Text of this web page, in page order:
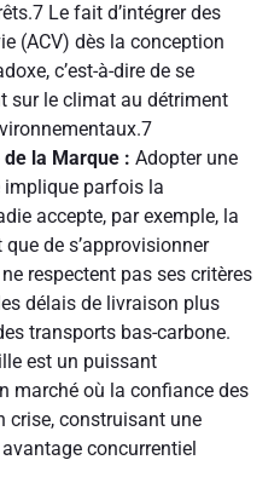
7 Le fait d’intégrer des
(ACV) dès la conception
c’est-à-dire de se
sur le climat au détriment
7
la Marque : Adopter une
implique parfois la
accepte, par exemple, la
de s’approvisionner
respectent pas ses critères
délais de livraison plus
transports bas-carbone.
est un puissant
marché où la confiance des
crise, construisant une
concurrentiel